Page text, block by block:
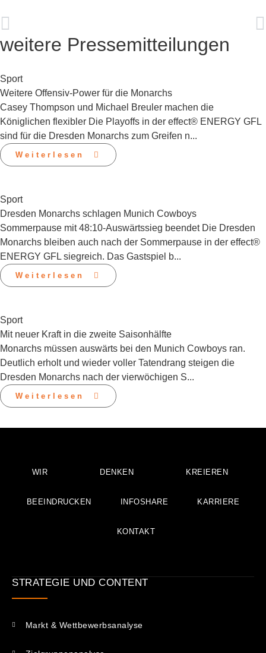
weitere Pressemitteilungen
Sport
Weitere Offensiv-Power für die Monarchs
Casey Thompson und Michael Breuler machen die
Königlichen flexibler Die Playoffs in der effect® ENERGY GFL
sind für die Dresden Monarchs zum Greifen n...
Weiterlesen
Sport
Dresden Monarchs schlagen Munich Cowboys
Sommerpause mit 48:10-Auswärtssieg beendet Die Dresden
Monarchs bleiben auch nach der Sommerpause in der effect®
ENERGY GFL siegreich. Das Gastspiel b...
Weiterlesen
Sport
Mit neuer Kraft in die zweite Saisonhälfte
Monarchs müssen auswärts bei den Munich Cowboys ran.
Deutlich erholt und wieder voller Tatendrang steigen die
Dresden Monarchs nach der vierwöchigen S...
Weiterlesen
WIR DENKEN KREIEREN
BEEINDRUCKEN INFOSHARE KARRIERE
KONTAKT
STRATEGIE UND CONTENT
Markt & Wettbewerbsanalyse